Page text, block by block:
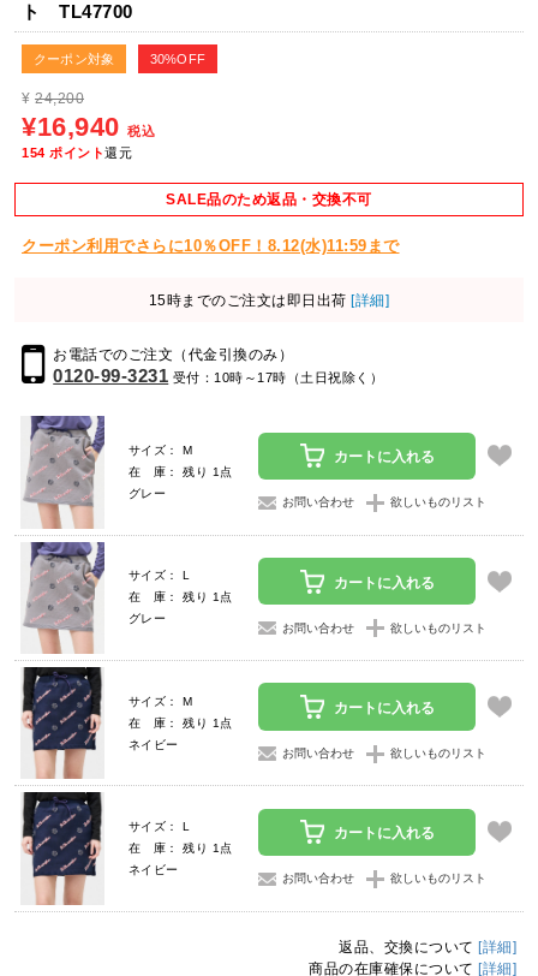
ト TL47700
クーポン対象 30%OFF
¥ 24,200
¥16,940 税込
154 ポイント還元
SALE品のため返品・交換不可
クーポン利用でさらに10％OFF！8.12(水)11:59まで
15時までのご注文は即日出荷 [詳細]
お電話でのご注文（代金引換のみ）
0120-99-3231 受付：10時～17時（土日祝除く）
サイズ： M
在 庫： 残り 1点
グレー
カートに入れる
お問い合わせ 欲しいものリスト
サイズ： L
在 庫： 残り 1点
グレー
カートに入れる
お問い合わせ 欲しいものリスト
サイズ： M
在 庫： 残り 1点
ネイビー
カートに入れる
お問い合わせ 欲しいものリスト
サイズ： L
在 庫： 残り 1点
ネイビー
カートに入れる
お問い合わせ 欲しいものリスト
返品、交換について [詳細]
商品の在庫確保について [詳細]